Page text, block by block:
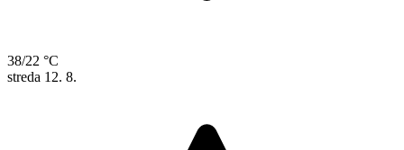
38/22 °C
streda 12. 8.